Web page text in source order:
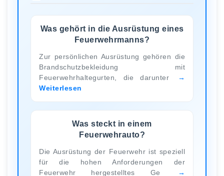
Was gehört in die Ausrüstung eines
Feuerwehrmanns?
Zur persönlichen Ausrüstung gehören die
Brandschutzbekleidung mit
Feuerwehrhaltegurten, die darunter
Weiterlesen
Was steckt in einem
Feuerwehrauto?
Die Ausrüstung der Feuerwehr ist speziell
für die hohen Anforderungen der
Feuerwehr hergestelltes Ge